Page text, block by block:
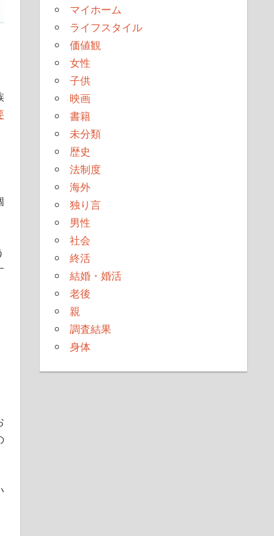
マイホーム
ライフスタイル
価値観
女性
子供
映画
書籍
未分類
歴史
法制度
海外
独り言
男性
社会
終活
結婚・婚活
老後
親
調査結果
身体